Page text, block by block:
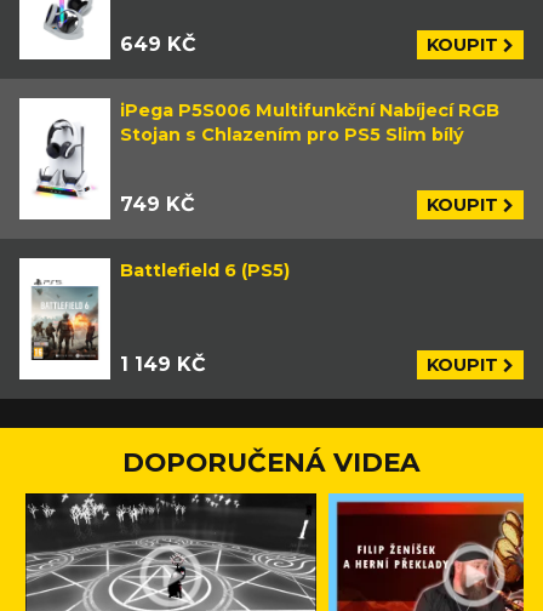
649 KČ KOUPIT
iPega P5S006 Multifunkční Nabíjecí RGB
Stojan s Chlazením pro PS5 Slim bílý
749 KČ KOUPIT
Battlefield 6 (PS5)
1 149 KČ KOUPIT
DOPORUČENÁ VIDEA